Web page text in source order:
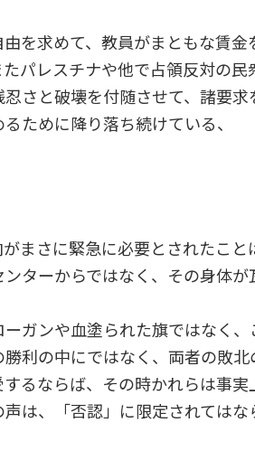
を求めて、教員がまともな賃
パレスチナや他で占領反対の民
さと破壊を付随させて、諸要
ために降り落ち続けている、
まさに緊急に必要とされたこと
ターからではなく、その身体
ガンや血塗られた旗ではなく
利の中にではなく、両者の敗
るならば、その時かれらは事
は、「否認」に限定されては